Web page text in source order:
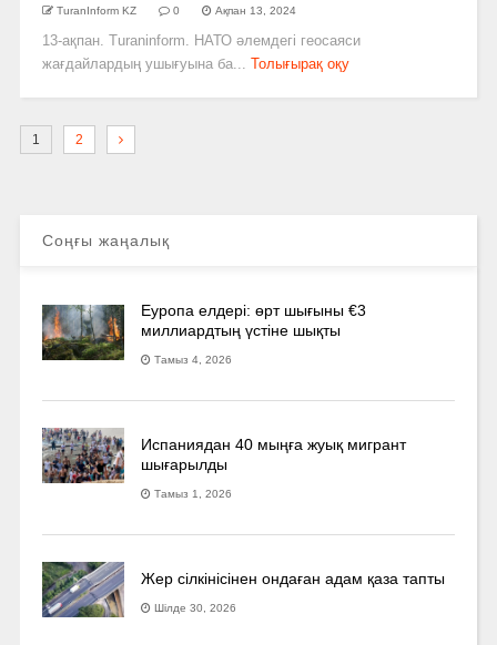
TuranInform KZ 0 Ақпан 13, 2024
13-ақпан. Turaninform. НАТО әлемдегі геосаяси
жағдайлардың ушығуына ба...
Толығырақ оқу
1 2
Соңғы жаңалық
Еуропа елдері: өрт шығыны €3
миллиардтың үстіне шықты
Тамыз 4, 2026
Испаниядан 40 мыңға жуық мигрант
шығарылды
Тамыз 1, 2026
Жер сілкінісінен ондаған адам қаза тапты
Шілде 30, 2026